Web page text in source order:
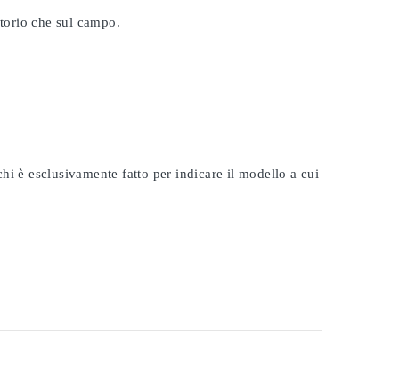
che sul campo.
è esclusivamente fatto per indicare il modello a cui